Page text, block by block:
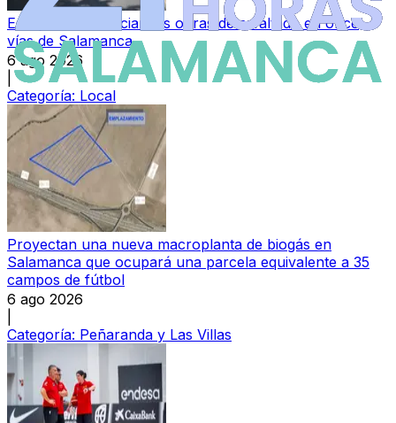
Este jueves se inician las obras de asfaltado en once
vías de Salamanca
6 ago 2026
Categoría: Local
Proyectan una nueva macroplanta de biogás en
Salamanca que ocupará una parcela equivalente a 35
campos de fútbol
6 ago 2026
Categoría: Peñaranda y Las Villas